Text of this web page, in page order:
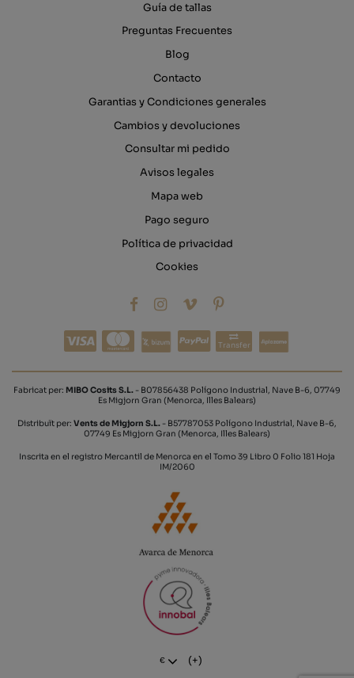
Guía de tallas
Preguntas Frecuentes
Blog
Contacto
Garantias y Condiciones generales
Cambios y devoluciones
Consultar mi pedido
Avisos legales
Mapa web
Pago seguro
Política de privacidad
Cookies
Transfer
Fabricat per: MIBO Cosits S.L. - B07856438 Polígono Industrial, Nave B-6, 07749
Es Migjorn Gran (Menorca, Illes Balears)
Distribuït per: Vents de Migjorn S.L. - B57787053 Polígono Industrial, Nave B-6,
07749 Es Migjorn Gran (Menorca, Illes Balears)
Inscrita en el registro Mercantil de Menorca en el Tomo 39 Libro 0 Folio 181 Hoja
IM/2060
€ (+)